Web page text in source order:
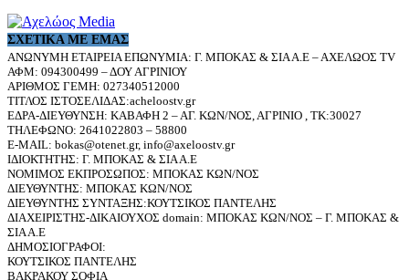
ΣΧΕΤΙΚΆ ΜΕ ΕΜΆΣ
ΑΝΩΝΥΜΗ ΕΤΑΙΡΕΙΑ ΕΠΩΝΥΜΙΑ: Γ. ΜΠΟΚΑΣ & ΣΙΑ Α.Ε – ΑΧΕΛΩΟΣ TV
ΑΦΜ: 094300499 – ΔΟΥ ΑΓΡΙΝΙΟΥ
ΑΡΙΘΜΟΣ ΓΕΜΗ: 027340512000
ΤΙΤΛΟΣ ΙΣΤΟΣΕΛΙΔΑΣ:acheloostv.gr
ΕΔΡΑ-ΔΙΕΥΘΥΝΣΗ: ΚΑΒΑΦΗ 2 – ΑΓ. ΚΩΝ/ΝΟΣ, ΑΓΡΙΝΙΟ , ΤΚ:30027
ΤΗΛΕΦΩΝΟ: 2641022803 – 58800
E-MAIL: bokas@otenet.gr, info@axeloostv.gr
ΙΔΙΟΚΤΗΤΗΣ: Γ. ΜΠΟΚΑΣ & ΣΙΑ Α.Ε
ΝΟΜΙΜΟΣ ΕΚΠΡΟΣΩΠΟΣ: ΜΠΟΚΑΣ ΚΩΝ/ΝΟΣ
ΔΙΕΥΘΥΝΤΗΣ: ΜΠΟΚΑΣ ΚΩΝ/ΝΟΣ
ΔΙΕΥΘΥΝΤΗΣ ΣΥΝΤΑΞΗΣ:ΚΟΥΤΣΙΚΟΣ ΠΑΝΤΕΛΗΣ
ΔΙΑΧΕΙΡΙΣΤΗΣ-ΔΙΚΑΙΟΥΧΟΣ domain: ΜΠΟΚΑΣ ΚΩΝ/ΝΟΣ – Γ. ΜΠΟΚΑΣ &
ΣΙΑ Α.Ε
ΔΗΜΟΣΙΟΓΡΑΦΟΙ:
ΚΟΥΤΣΙΚΟΣ ΠΑΝΤΕΛΗΣ
ΒΑΚΡΑΚΟΥ ΣΟΦΙΑ